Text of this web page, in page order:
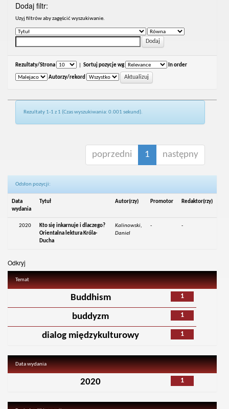
Dodaj filtr:
Uzyj filtrów aby zagęścić wyszukiwanie.
Rezultaty/Strona Sortuj pozycje wg In order
Autorzy/rekord
Rezultaty 1-1 z 1 (Czas wyszukiwania: 0.001 sekund).
poprzedni 1 następny
Odsłon pozycji:
Data
wydania
Tytuł Autor(rzy) Promotor Redaktor(rzy)
2020
Kto się inkarnuje i dlaczego?
Orientalna lektura Króla-
Ducha
Kalinowski,
Daniel
- -
Odkryj
Temat
1
Buddhism
1
buddyzm
1
dialog międzykulturowy
Data wydania
1
2020